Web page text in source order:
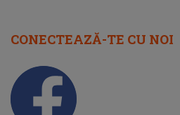
CONECTEAZĂ-TE CU NOI